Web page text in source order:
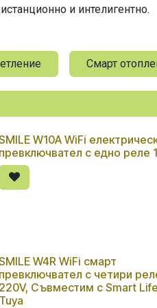
и интелигентно.
Смарт
W10A WiFi
превключвател с едно реле
W4R WiFi смарт
превключвател с четири
220V, Съвместим с Smart
Tuya